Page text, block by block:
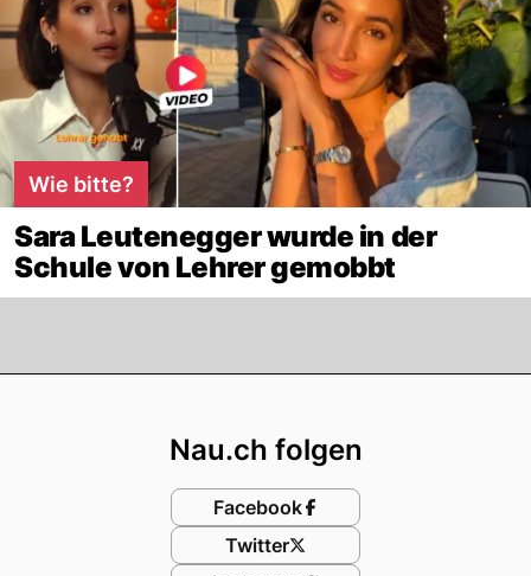
Wie bitte?
Sara Leutenegger wurde in der
Schule von Lehrer gemobbt
Nau.ch folgen
Facebook
Twitter